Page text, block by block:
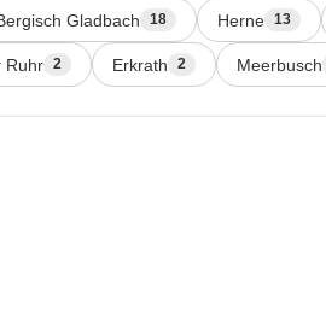
Gladbach 18 Herne 13
Ruhr 2 Erkrath 2 Meerbusch